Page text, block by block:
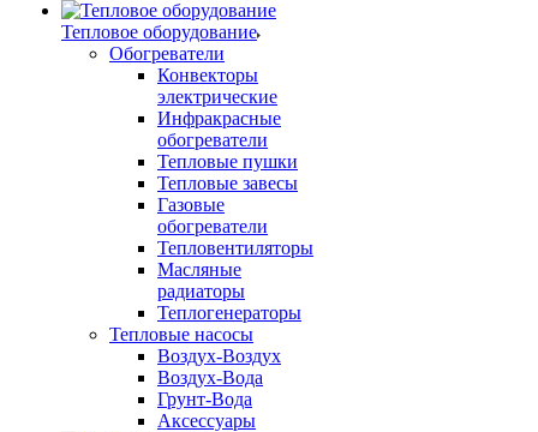
Тепловое оборудование
Обогреватели
Конвекторы
электрические
Инфракрасные
обогреватели
Тепловые пушки
Тепловые завесы
Газовые
обогреватели
Тепловентиляторы
Масляные
радиаторы
Теплогенераторы
Тепловые насосы
Воздух-Воздух
Воздух-Вода
Грунт-Вода
Аксессуары